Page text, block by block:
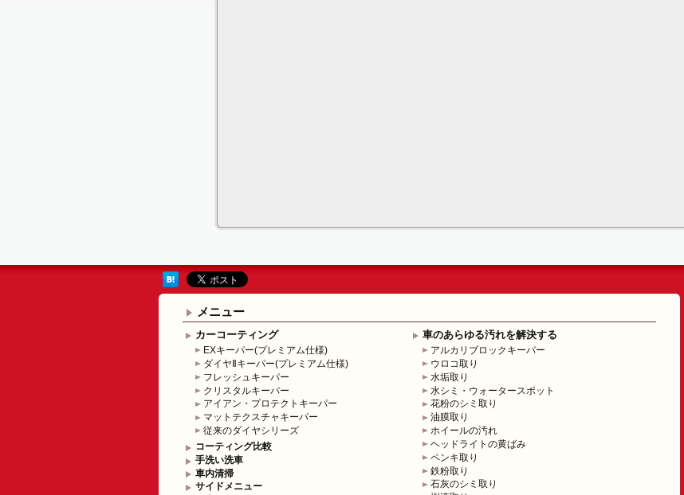
メニュー
カーコーティング
EXキーパー(プレミアム仕様)
ダイヤⅡキーパー(プレミアム仕様)
フレッシュキーパー
クリスタルキーパー
アイアン・プロテクトキーパー
マットテクスチャキーパー
従来のダイヤシリーズ
コーティング比較
手洗い洗車
車内清掃
サイドメニュー
車のあらゆる汚れを解決する
アルカリブロックキーパー
ウロコ取り
水垢取り
水シミ・ウォータースポット
花粉のシミ取り
油膜取り
ホイールの汚れ
ヘッドライトの黄ばみ
ペンキ取り
鉄粉取り
石灰のシミ取り